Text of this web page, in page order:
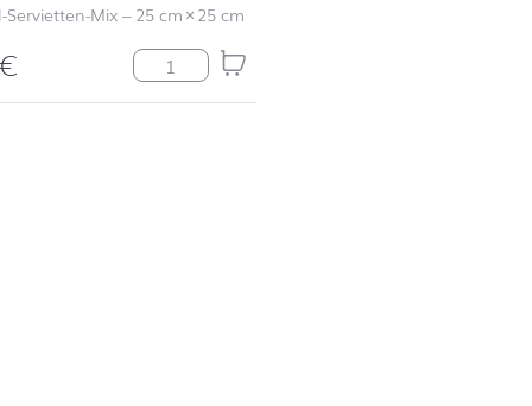
Servietten-Mix–25 cm×25 cm
€ Huhn oder Ei? Menge